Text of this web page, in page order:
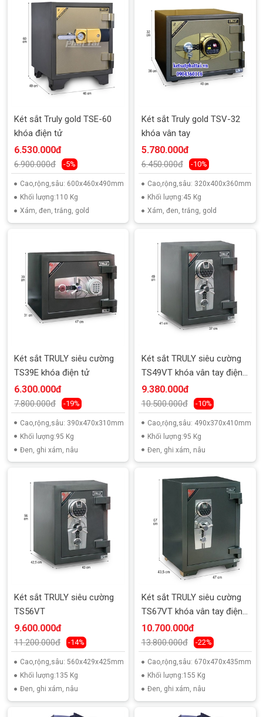
Két sắt Truly gold TSE-60
khóa điện tử
6.530.000đ
6.900.000đ -5%
Cao,rộng,sâu: 600x460x490mm
Khối lượng:110 Kg
Xám, đen, trắng, gold
Két sắt Truly gold TSV-32
khóa vân tay
5.780.000đ
6.450.000đ -10%
Cao,rộng,sâu: 320x400x360mm
Khối lượng:45 Kg
Xám, đen, trắng, gold
Két sắt TRULY siêu cường
TS39E khóa điện tử
6.300.000đ
7.800.000đ -19%
Cao,rộng,sâu: 390x470x310mm
Khối lượng:95 Kg
Đen, ghi xám, nâu
Két sắt TRULY siêu cường
TS49VT khóa vân tay điện
tử
9.380.000đ
10.500.000đ -10%
Cao,rộng,sâu: 490x370x410mm
Khối lượng:95 Kg
Đen, ghi xám, nâu
Két sắt TRULY siêu cường
TS56VT
9.600.000đ
11.200.000đ -14%
Cao,rộng,sâu: 560x429x425mm
Khối lượng:135 Kg
Đen, ghi xám, nâu
Két sắt TRULY siêu cường
TS67VT khóa vân tay điện
tử
10.700.000đ
13.800.000đ -22%
Cao,rộng,sâu: 670x470x435mm
Khối lượng:155 Kg
Đen, ghi xám, nâu